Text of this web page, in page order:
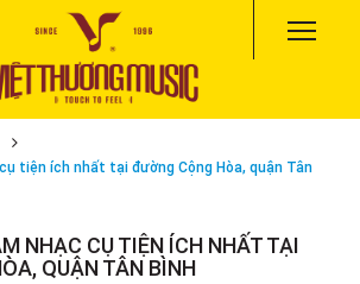
tiện ích nhất tại đường Cộng Hòa, quận Tân
NHẠC CỤ TIỆN ÍCH NHẤT TẠI
QUẬN TÂN BÌNH